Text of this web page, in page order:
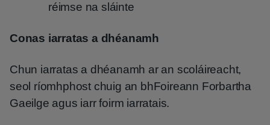
réimse na sláinte
Conas iarratas a dhéanamh
Chun iarratas a dhéanamh ar an scoláireacht,
seol ríomhphost chuig an bhFoireann Forbartha
Gaeilge agus iarr foirm iarratais.